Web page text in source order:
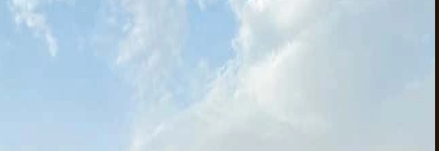
: faire du quad dans le désert. C'est une super journée, mais c'est juste une journée. Le reste du séjour, c'est le récif devant ton hôtel, une
le soir dont tu vas parler longtemps. Ce guide, c'est la short list de ce qu'on envoie à nos propres clients quand ils nous demandent 'et
on travaille à l'année.